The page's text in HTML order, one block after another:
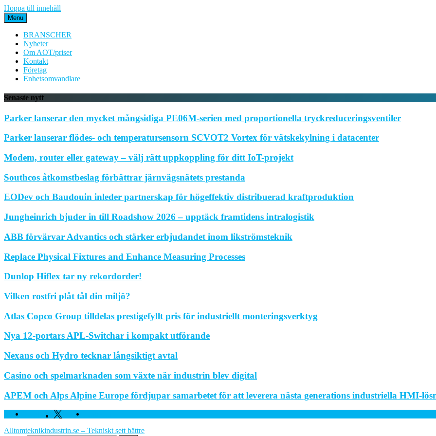
Hoppa till innehåll
Menu
BRANSCHER
Nyheter
Om AOT/priser
Kontakt
Företag
Enhetsomvandlare
Senaste nytt
Parker lanserar den mycket mångsidiga PE06M-serien med proportionella tryckreduceringsventiler
Parker lanserar flödes- och temperatursensorn SCVOT2 Vortex för vätskekylning i datacenter
Modem, router eller gateway – välj rätt uppkoppling för ditt IoT-projekt
Southcos åtkomstbeslag förbättrar järnvägsnätets prestanda
EODev och Baudouin inleder partnerskap för högeffektiv distribuerad kraftproduktion
Jungheinrich bjuder in till Roadshow 2026 – upptäck framtidens intralogistik
ABB förvärvar Advantics och stärker erbjudandet inom likströmsteknik
Replace Physical Fixtures and Enhance Measuring Processes
Dunlop Hiflex tar ny rekordorder!
Vilken rostfri plåt tål din miljö?
Atlas Copco Group tilldelas prestigefyllt pris för industriellt monteringsverktyg
Nya 12-portars APL-Switchar i kompakt utförande
Nexans och Hydro tecknar långsiktigt avtal
Casino och spelmarknaden som växte när industrin blev digital
APEM och Alps Alpine Europe fördjupar samarbetet för att leverera nästa generations industriella HMI-
Facebook Twitter
Alltomteknikindustrin.se – Tekniskt sett bättre